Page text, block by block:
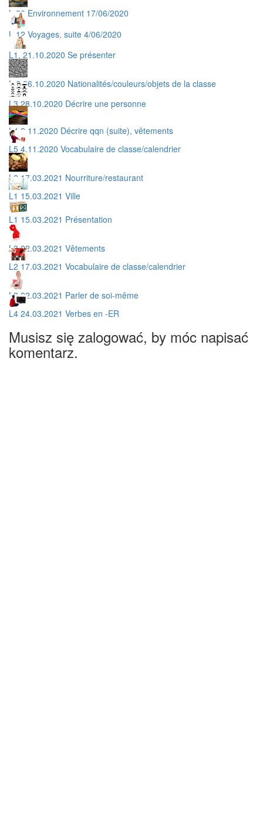
L 26 Environnement 17/06/2020
L 12 Voyages, suite 4/06/2020
L1, 21.10.2020 Se présenter
L 2 26.10.2020 Nationalités/couleurs/objets de la classe
L3 28.10.2020 Décrire une personne
L4 2.11.2020 Décrire qqn (suite), vêtements
L5 4.11.2020 Vocabulaire de classe/calendrier
L2 17.03.2021 Nourriture/restaurant
L1 15.03.2021 Ville
L1 15.03.2021 Présentation
L3 22.03.2021 Vêtements
L2 17.03.2021 Vocabulaire de classe/calendrier
L3 22.03.2021 Parler de soi-même
L4 24.03.2021 Verbes en -ER
Musisz się zalogować, by móc napisać
komentarz.